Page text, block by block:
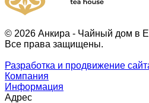
© 2026 Анкира - Чайный дом в
Все права защищены.
Разработка и продвижение
Компания
Информация
Адрес